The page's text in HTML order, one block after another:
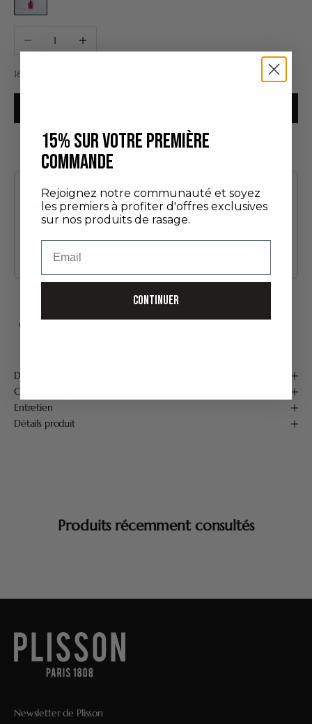
Diminuer la quantitéAugmenter la quantité
Prix de vente
168,00 €
Vous aimerez aussi
24,00 €
Description
Conseils d'utilisation
Entretien
Détails produit
Produits récemment consultés
Newsletter de Plisson
15% SUR VOTRE PREMIÈRE
COMMANDE
Rejoignez notre communauté et soyez
les premiers à profiter d'offres exclusives
sur nos produits de rasage.
CONTINUER